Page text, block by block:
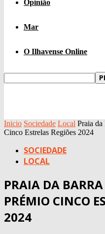
Opinião
Mar
O Ilhavense Online
Inicio Sociedade Local Praia
Cinco Estrelas Regiões 2024
SOCIEDADE
LOCAL
PRAIA DA
PRÉMIO CINCO
2024